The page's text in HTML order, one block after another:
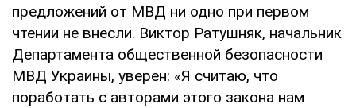
предложений от МВД ни одно при первом
чтении не внесли. Виктор Ратушняк, начальник
Департамента общественной безопасности
МВД Украины, уверен: «Я считаю, что
поработать с авторами этого закона нам